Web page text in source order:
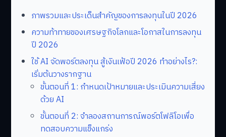
ภาพรวมและประเด็นสำคัญของการลงทุนในปี 2026
ความท้าทายของเศรษฐกิจโลกและโอกาสในการลงทุน
ปี 2026
ใช้ AI จัดพอร์ตลงทุน สู้เงินเฟ้อปี 2026 ทำอย่างไร?:
เริ่มต้นวางรากฐาน
ขั้นตอนที่ 1: กำหนดเป้าหมายและประเมินความเสี่ยง
ด้วย AI
ขั้นตอนที่ 2: จำลองสถานการณ์พอร์ตโฟลิโอเพื่อ
ทดสอบความแข็งแกร่ง